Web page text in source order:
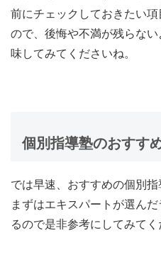
前にチェックしておきたい
ので、 後悔や不満が残らな
味 してみてくださいね。
個別指導塾のおすす
では早速、おすすめの個別指
まずはエキスパートが選ん
るので是非参考にしてみてく